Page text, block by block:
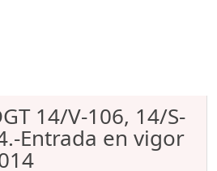
14/V-106, 14/S-
Entrada en vigor